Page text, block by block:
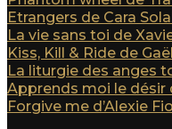
Etrangers de Cara
La vie sans toi de
Kiss, Kill & Ride de
La liturgie des anges
Apprends moi le désir
Forgive me d’Alexie